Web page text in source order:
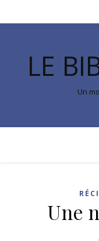
LE
Un
Une